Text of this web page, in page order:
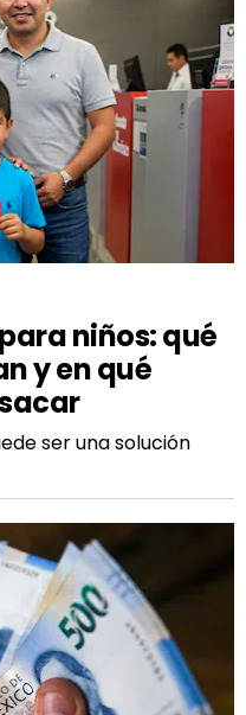
niños: qué
y en qué
ser una solución